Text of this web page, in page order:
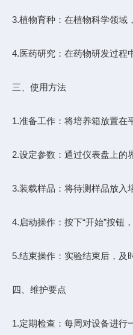
3.植物育种：在植物科学领域
4.医药研究：在药物研发过程
三、使用方法
1.准备工作：将培养箱放置在
2.设定参数：通过仪表盘上的
3.装载样品：将待测样品放入
4.启动操作：按下“开始”按钮
5.结束操作：实验结束后，及
四、维护要点
1.定期检查：每周对设备进行